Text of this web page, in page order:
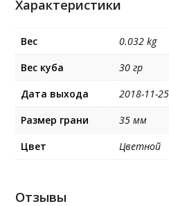
Характеристики
Вес
0.032 kg
Вес куба
30 гр
Дата выхода
2018-11-25
Размер грани
35 мм
Цвет
Цветной
Отзывы